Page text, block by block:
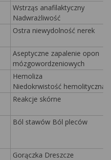
Wstrząs anafilaktyczny
Nadwrażliwość
Ostra niewydolność nerek
Aseptyczne zapalenie opon
mózgowordzeniowych
Hemoliza
Niedokrwistość hemolityczna
Reakcje skórne
Ból stawów Ból pleców
Gorączka Dreszcze